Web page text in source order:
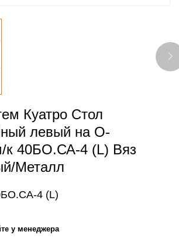
Куатро Стол
левый на О-
к 40БО.СА-4 (L) Вяз
Металл
4 (L)
у менеджера